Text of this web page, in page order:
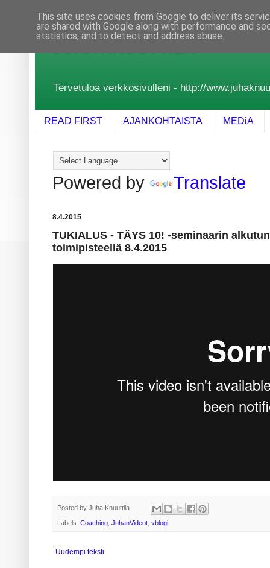
JUHA KNUUTTILA
Tervetuloa verkkosivulleni - http://
READ FIRST AJANKOHTAISTA MEDiA
Powered by Translate
8.4.2015
TUKIALUS - TÄYS 10! -seminaarin
toimipisteellä 8.4.2015
Posted byJuha Knuuttila
Labels:Coaching ,JuhanVideot ,vblogi
Uudempi teksti
This site uses cookies from Google to deliver its
are shared with Google along with performance and
statistics, and to detect and address abuse.